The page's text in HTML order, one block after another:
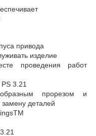
привода
изделие
проведения работ
3.21
прорезом и
замену деталей